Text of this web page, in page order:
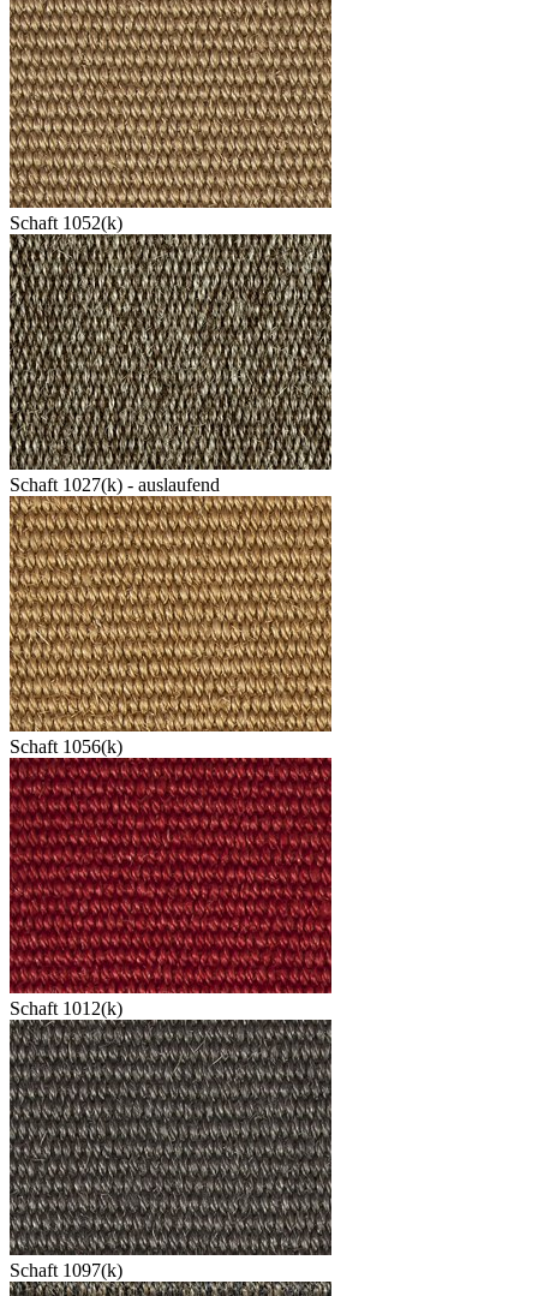
Schaft 1052(k)
Schaft 1027(k) - auslaufend
Schaft 1056(k)
Schaft 1012(k)
Schaft 1097(k)